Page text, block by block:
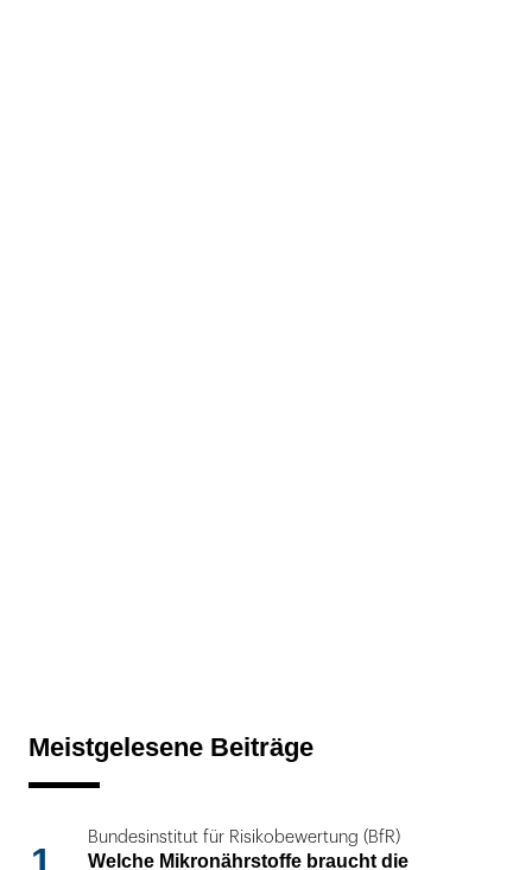
Meistgelesene Beiträge
Bundesinstitut für Risikobewertung (BfR)
Welche Mikronährstoffe braucht die